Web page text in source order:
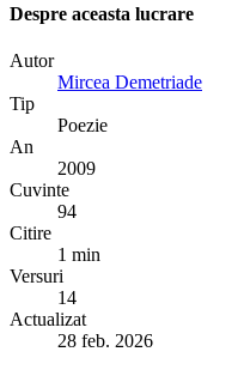
Despre aceasta lucrare
Autor
Mircea Demetriade
Tip
Poezie
An
2009
Cuvinte
94
Citire
1 min
Versuri
14
Actualizat
28 feb. 2026